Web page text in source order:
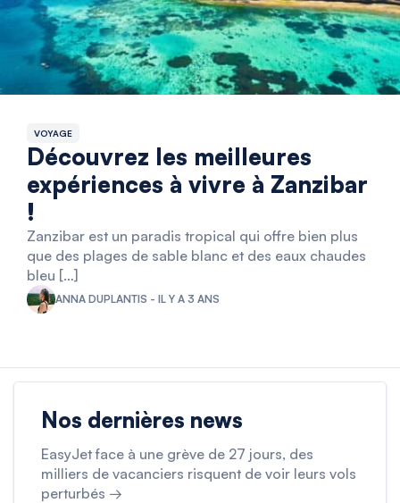
VOYAGE
Découvrez les meilleures
expériences à vivre à Zanzibar
!
Zanzibar est un paradis tropical qui offre bien plus
que des plages de sable blanc et des eaux chaudes
bleu […]
ANNA DUPLANTIS - IL Y A 3 ANS
Nos dernières news
EasyJet face à une grève de 27 jours, des
milliers de vacanciers risquent de voir leurs vols
perturbés →